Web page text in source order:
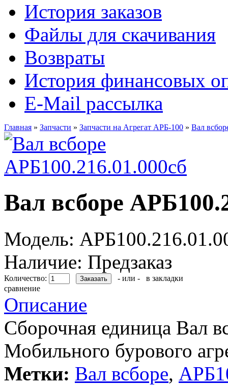
История заказов
Файлы для скачивания
Возвраты
История финансовых
E-Mail рассылка
Главная » Запчасти » Запчасти на Агрегат АРБ-100 » Вал
Вал всборе
Модель:
Наличие: Предзаказ
Количество: - или -
в закладки
сравнение
Описание
Сборочная единица Вал
Мобильного бурового
Метки: Вал всборе,